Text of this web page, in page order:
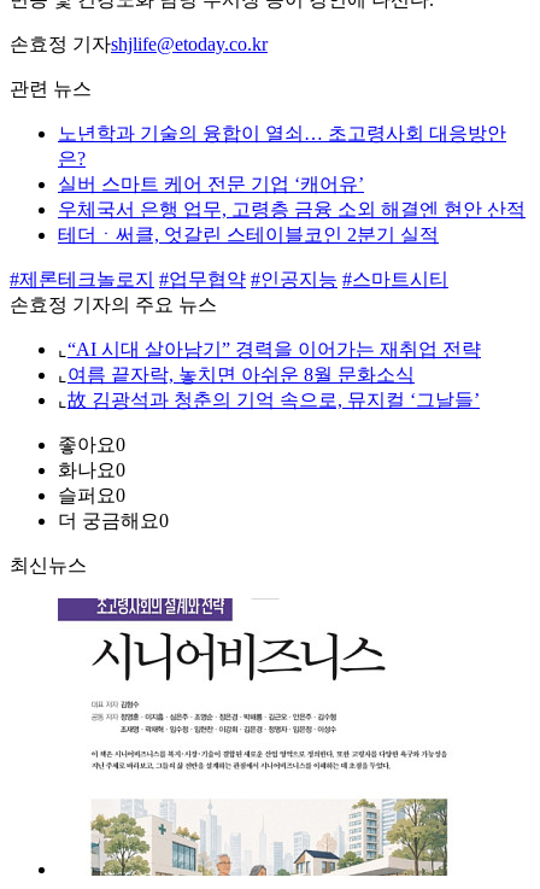
손효정 기자shjlife@etoday.co.kr
관련 뉴스
노년학과 기술의 융합이 열쇠… 초고령사회 대응방안
은?
실버 스마트 케어 전문 기업 ‘캐어유’
우체국서 은행 업무, 고령층 금융 소외 해결엔 현안 산적
테더ㆍ써클, 엇갈린 스테이블코인 2분기 실적
#제론테크놀로지 #업무협약 #인공지능 #스마트시티
손효정 기자의 주요 뉴스
⌞ “AI 시대 살아남기” 경력을 이어가는 재취업 전략
⌞ 여름 끝자락, 놓치면 아쉬운 8월 문화소식
⌞ 故 김광석과 청춘의 기억 속으로, 뮤지컬 ‘그날들’
좋아요0
화나요0
슬퍼요0
더 궁금해요0
최신뉴스